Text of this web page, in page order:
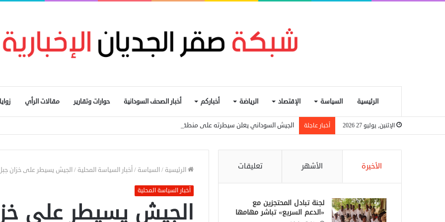
الرئيسية السياسة الإقتصاد الرياضة أخباركم أخبار الصحف السودانية حوارات وتقارير مقالات الرأي
الإثنين, يوليو 27 2026 أخبار عاجلة الجيش السوداني يعلن سيطرته على منطقتين بشمال كردفان
الرئيسية /السياسة /أخبار السياسة المحلية /الجيش يسيطر على خزان جبل
أخبار السياسة المحلية
الجيش يسيطر على
الأخيرة الأشهر تعليقات
لجنة تبادل المحتجزين مع
«الدعم السريع» تباشر مهامها